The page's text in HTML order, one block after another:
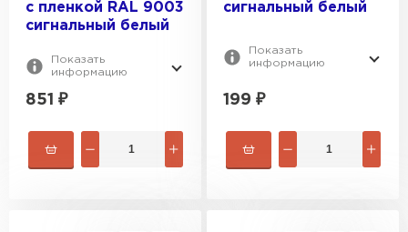
с пленкой RAL 9003
сигнальный белый
Показать
информацию
851 ₽
сигнальный белый
Показать
информацию
199 ₽